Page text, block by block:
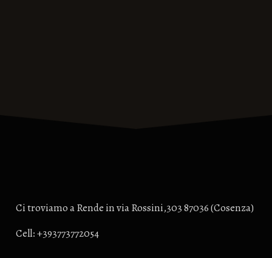
Ci troviamo a Rende in via Rossini,303 87036 (Cosenza)
Cell: +393773772054